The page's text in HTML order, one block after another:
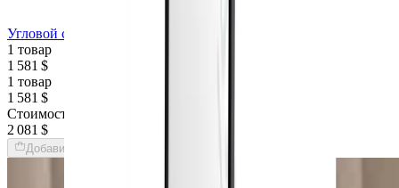
Угловой столик LONGHI Manfred
1 товар
1 581 $
1 товар
1 581 $
Стоимость интерьера:
2 081 $
Добавить товары в заказ